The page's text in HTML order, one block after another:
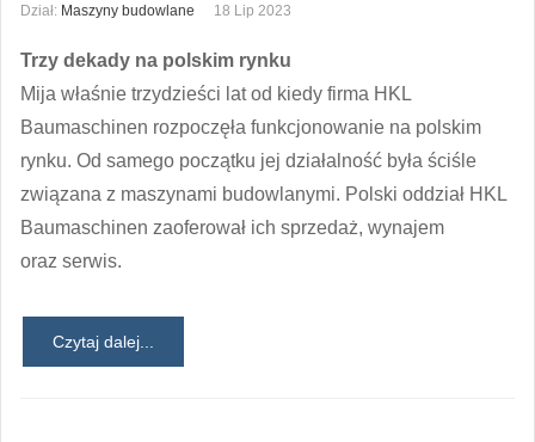
Dział: Maszyny budowlane 18 Lip 2023
Trzy dekady na polskim rynku
Mija właśnie trzydzieści lat od kiedy firma HKL
Baumaschinen rozpoczęła funkcjonowanie na polskim
rynku. Od samego początku jej działalność była ściśle
związana z maszynami budowlanymi. Polski oddział HKL
Baumaschinen zaoferował ich sprzedaż, wynajem
oraz serwis.
Czytaj dalej...